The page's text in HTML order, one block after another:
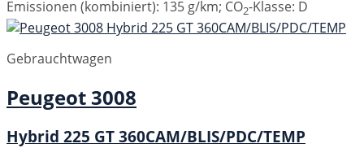
Emissionen (kombiniert): 135 g/km; CO2-Klasse: D
Gebrauchtwagen
Peugeot 3008
Hybrid 225 GT 360CAM/BLIS/PDC/TEMP